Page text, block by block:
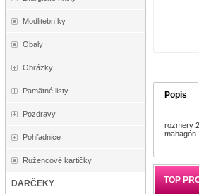
Modlitebníky
Obaly
Obrázky
Pamätné listy
Pozdravy
Pohľadnice
Ružencové kartičky
DARČEKY
Popis
rozmery
mahagón
TOP